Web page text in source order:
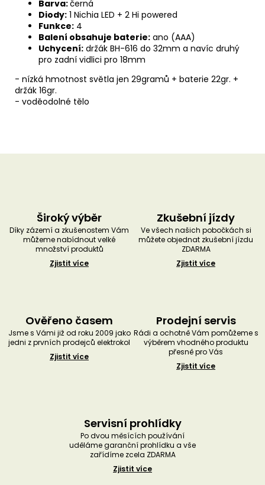
Barva:černá
Diody: 1 Nichia LED + 2 Hi powered
Funkce: 4
Balení obsahuje baterie: ano (AAA)
Uchycení: držák BH-616 do 32mm a navíc druhý
pro zadní vidlici pro 18mm
- nízká hmotnost světla jen 29gramů + baterie 22gr. +
držák 16gr.
- voděodolné tělo
Široký výběr
Díky zázemí a zkušenostem Vám
můžeme nabídnout velké
množství produktů
Zjistit více
Zkušební jízdy
Ve všech našich pobočkách si
můžete objednat zkušební jízdu
ZDARMA
Zjistit více
Ověřeno časem
Jsme s Vámi již od roku 2009 jako
jedni z prvních prodejců elektrokol
Zjistit více
Prodejní servis
Rádi a ochotně Vám pomůžeme s
výběrem vhodného produktu
přesně pro Vás
Zjistit více
Servisní prohlídky
Po dvou měsících používání
uděláme garanční prohlídku a vše
zařídíme zcela ZDARMA
Zjistit více